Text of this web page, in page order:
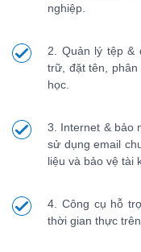
nghiệp.
2. Quản lý tệp &
trữ, đặt tên, phân
học.
3. Internet & bảo
sử dụng email
liệu và bảo vệ tài
4. Công cụ hỗ
thời gian thực